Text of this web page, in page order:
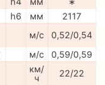
h6 мм
2117
м/с
0,52/0,54
м/с
0,59/0,59
км/
ч
22/22